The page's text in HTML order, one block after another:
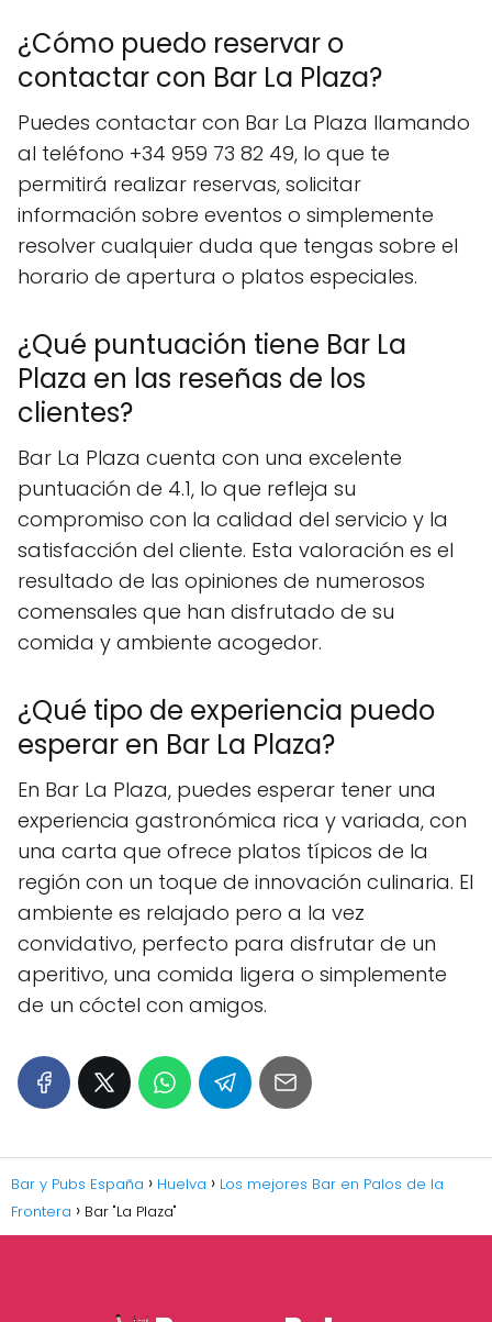
¿Cómo puedo reservar o
contactar con Bar La Plaza?
Puedes contactar con Bar La Plaza llamando
al teléfono +34 959 73 82 49, lo que te
permitirá realizar reservas, solicitar
información sobre eventos o simplemente
resolver cualquier duda que tengas sobre el
horario de apertura o platos especiales.
¿Qué puntuación tiene Bar La
Plaza en las reseñas de los
clientes?
Bar La Plaza cuenta con una excelente
puntuación de 4.1, lo que refleja su
compromiso con la calidad del servicio y la
satisfacción del cliente. Esta valoración es el
resultado de las opiniones de numerosos
comensales que han disfrutado de su
comida y ambiente acogedor.
¿Qué tipo de experiencia puedo
esperar en Bar La Plaza?
En Bar La Plaza, puedes esperar tener una
experiencia gastronómica rica y variada, con
una carta que ofrece platos típicos de la
región con un toque de innovación culinaria. El
ambiente es relajado pero a la vez
convidativo, perfecto para disfrutar de un
aperitivo, una comida ligera o simplemente
de un cóctel con amigos.
Bar y Pubs España Huelva
Los mejores Bar en Palos de la
Frontera
Bar "La Plaza"